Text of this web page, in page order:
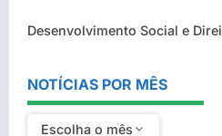
Desenvolvimento Social e
NOTÍCIAS POR MÊS
Escolha o mês